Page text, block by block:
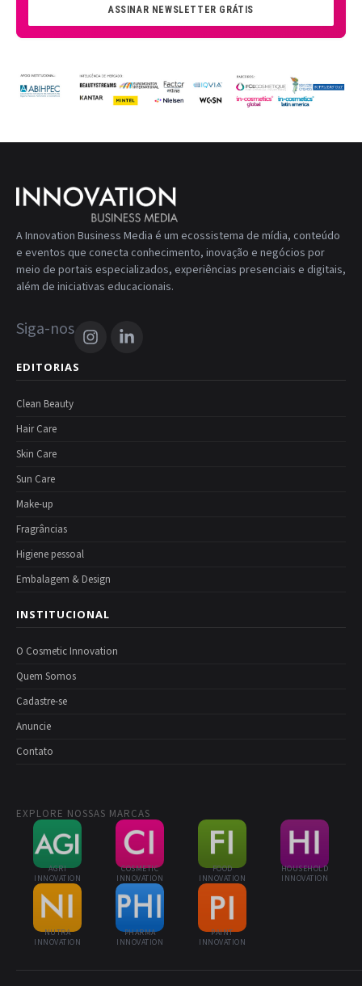
ASSINAR NEWSLETTER GRÁTIS
A Innovation Business Media é um ecossistema de mídia, conteúdo
e eventos que conecta conhecimento, inovação e negócios por
meio de portais especializados, experiências presenciais e digitais,
além de iniciativas educacionais.
Siga-nos
EDITORIAS
Clean Beauty
Hair Care
Skin Care
Sun Care
Make-up
Fragrâncias
Higiene pessoal
Embalagem & Design
INSTITUCIONAL
O Cosmetic Innovation
Quem Somos
Cadastre-se
Anuncie
Contato
EXPLORE NOSSAS MARCAS
AGRI
INNOVATION
COSMETIC
INNOVATION
FOOD
INNOVATION
HOUSEHOLD
INNOVATION
NUTRA
INNOVATION
PHARMA
INNOVATION
PAINT
INNOVATION